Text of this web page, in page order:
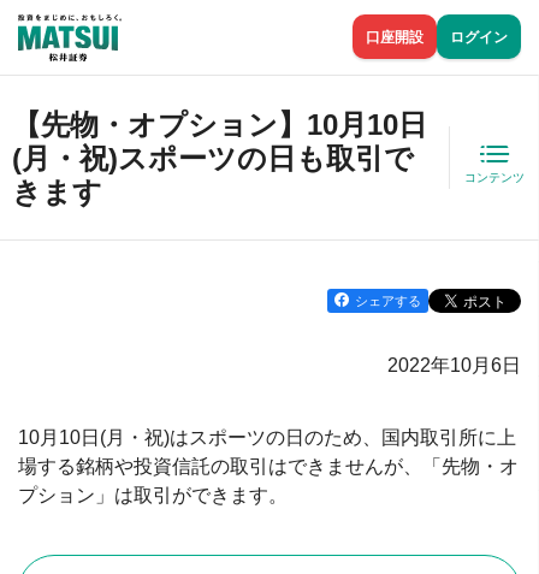
口座開設 ログイン
【先物・オプション】10月10日
(月・祝)スポーツの日も取引で
きます
コンテンツ
シェアする
2022年10月6日
10月10日(月・祝)はスポーツの日のため、国内取引所に上
場する銘柄や投資信託の取引はできませんが、「先物・オ
プション」は取引ができます。